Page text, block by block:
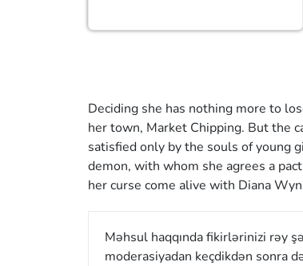
Deciding she has nothing more to
her town, Market Chipping. But the
satisfied only by the souls of young
demon, with whom she agrees a
her curse come alive with Diana
Məhsul haqqında fikirlərinizi rəy
moderasiyadan keçdikdən sonra